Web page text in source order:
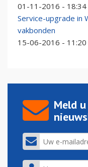
01-11-2016 - 18:34
Service-upgrade in
vakbonden
15-06-2016 - 11:20
Meld